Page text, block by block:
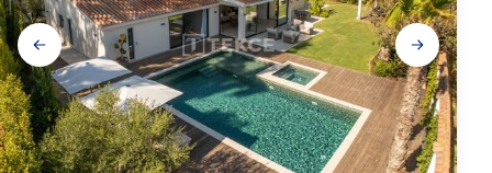
Galerij
navigatie